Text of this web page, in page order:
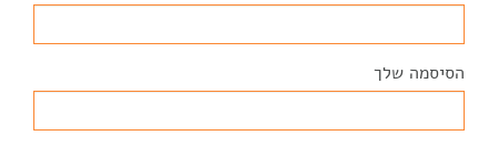
הסיסמה שלך